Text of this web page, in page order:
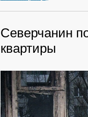
Северчанин
квартиры